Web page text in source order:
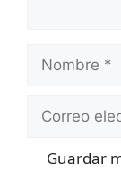
electrónico
Guardar